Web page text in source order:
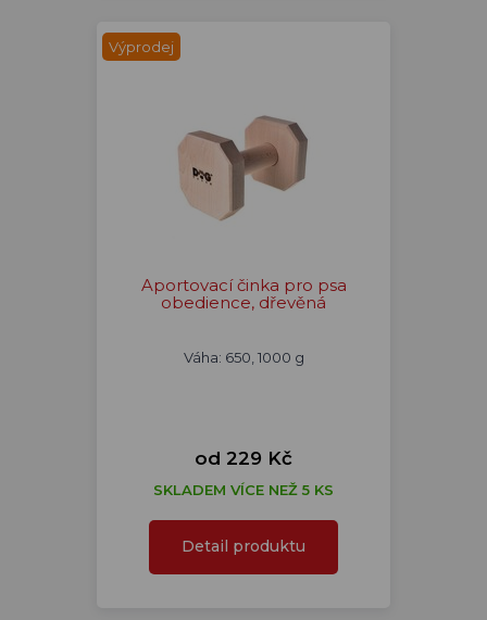
Výprodej
Aportovací činka pro psa
obedience, dřevěná
Váha: 650, 1000 g
od 229 Kč
SKLADEM VÍCE NEŽ 5 KS
Detail produktu